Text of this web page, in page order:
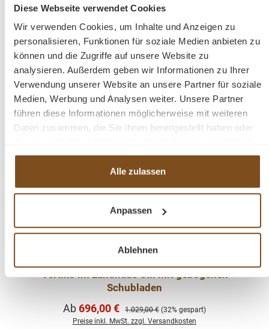
Diese Webseite verwendet Cookies
Wir verwenden Cookies, um Inhalte und Anzeigen zu
personalisieren, Funktionen für soziale Medien anbieten zu
können und die Zugriffe auf unsere Website zu
analysieren. Außerdem geben wir Informationen zu Ihrer
Verwendung unserer Website an unsere Partner für soziale
Medien, Werbung und Analysen weiter. Unsere Partner
führen diese Informationen möglicherweise mit weiteren
Daten zusammen, die Sie ihnen bereitgestellt haben oder
haben.
Alle zulassen
Anpassen
Ablehnen
Preise inkl. MwSt. zzgl. Versandkosten
Vergleichen
Details
Tipp
Vertiko im Landhaus Stil mit gebogenen
Schubladen
Verkaufspreis:
Ab696,00 € Regulärer Preis:
1.029,00 € (32% gespart)
Preise inkl. MwSt. zzgl. Versandkosten